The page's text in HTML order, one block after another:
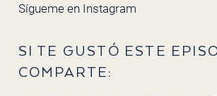
Sígueme en Instagram
SI TE GUSTÓ ESTE
COMPARTE: